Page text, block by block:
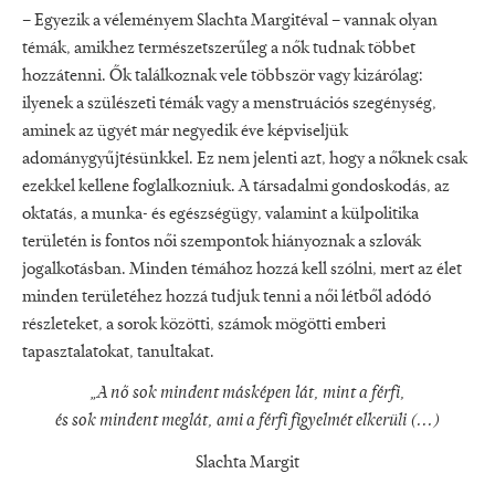
– Egyezik a véleményem Slachta Margitéval – vannak olyan
témák, amikhez természetszerűleg a nők tudnak többet
hozzátenni. Ők találkoznak vele többször vagy kizárólag:
ilyenek a szülészeti témák vagy a menstruációs szegénység,
aminek az ügyét már negyedik éve képviseljük
adománygyűjtésünkkel. Ez nem jelenti azt, hogy a nőknek csak
ezekkel kellene foglalkozniuk. A társadalmi gondoskodás, az
oktatás, a munka- és egészségügy, valamint a külpolitika
területén is fontos női szempontok hiányoznak a szlovák
jogalkotásban. Minden témához hozzá kell szólni, mert az élet
minden területéhez hozzá tudjuk tenni a női létből adódó
részleteket, a sorok közötti, számok mögötti emberi
tapasztalatokat, tanultakat.
„A nő sok mindent másképen lát, mint a férfi,
és sok mindent meglát, ami a férfi figyelmét elkerüli (...)
Slachta Margit